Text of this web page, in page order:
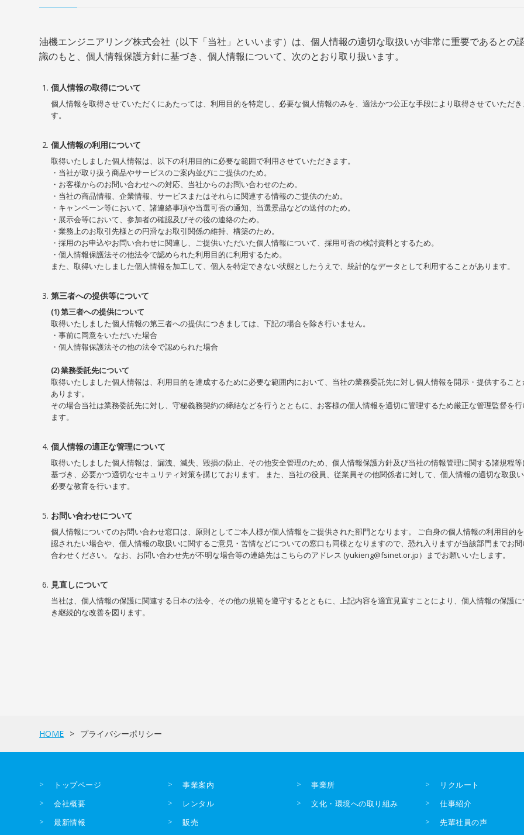
油機エンジニアリング株式会社（以下「当社」といいます）は、個人情報の適切な取扱いが非常に重要であるとの
識のもと、個人情報保護方針に基づき、個人情報について、次のとおり取り扱います。
個人情報の取得について
個人情報を取得させていただくにあたっては、利用目的を特定し、必要な個人情報のみを、適法かつ公正な手段により取得させていただ
す。
個人情報の利用について
取得いたしました個人情報は、以下の利用目的に必要な範囲で利用させていただきます。
・当社が取り扱う商品やサービスのご案内並びにご提供のため。
・お客様からのお問い合わせへの対応、当社からのお問い合わせのため。
・当社の商品情報、企業情報、サービスまたはそれらに関連する情報のご提供のため。
・キャンペーン等において、諸連絡事項や当選可否の通知、当選景品などの送付のため。
・展示会等において、参加者の確認及びその後の連絡のため。
・業務上のお取引先様との円滑なお取引関係の維持、構築のため。
・採用のお申込やお問い合わせに関連し、ご提供いただいた個人情報について、採用可否の検討資料とするため。
・個人情報保護法その他法令で認められた利用目的に利用するため。
また、取得いたしました個人情報を加工して、個人を特定できない状態としたうえで、統計的なデータとして利用することがあります。
第三者への提供等について
(1) 第三者への提供について
取得いたしました個人情報の第三者への提供につきましては、下記の場合を除き行いません。
・事前に同意をいただいた場合
・個人情報保護法その他の法令で認められた場合
(2) 業務委託先について
取得いたしました個人情報は、利用目的を達成するために必要な範囲内において、当社の業務委託先に対し個人情報を開示・提供するこ
あります。
その場合当社は業務委託先に対し、守秘義務契約の締結などを行うとともに、お客様の個人情報を適切に管理するため厳正な管理監督を
ます。
個人情報の適正な管理について
取得いたしました個人情報は、漏洩、滅失、毀損の防止、その他安全管理のため、個人情報保護方針及び当社の情報管理に関する諸規程
基づき、必要かつ適切なセキュリティ対策を講じております。 また、当社の役員、従業員その他関係者に対して、個人情報の適切な取扱
必要な教育を行います。
お問い合わせについて
個人情報についてのお問い合わせ窓口は、原則としてご本人様が個人情報をご提供された部門となります。 ご自身の個人情報の利用目的
認されたい場合や、個人情報の取扱いに関するご意見・苦情などについての窓口も同様となりますので、恐れ入りますが当該部門までお
合わせください。 なお、お問い合わせ先が不明な場合等の連絡先はこちらのアドレス (yukieng@fsinet.or.jp）までお願いいたします。
見直しについて
当社は、個人情報の保護に関連する日本の法令、その他の規範を遵守するとともに、上記内容を適宜見直すことにより、個人情報の保護
き継続的な改善を図ります。
HOME プライバシーポリシー
トップページ
会社概要
最新情報
事業案内
レンタル
販売
事業所
文化・環境への取り組み
リクルート
仕事紹介
先輩社員の声